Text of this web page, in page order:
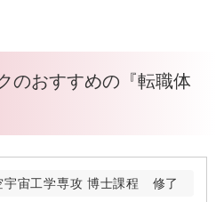
のおすすめの『転職体
宇宙工学専攻 博士課程 修了